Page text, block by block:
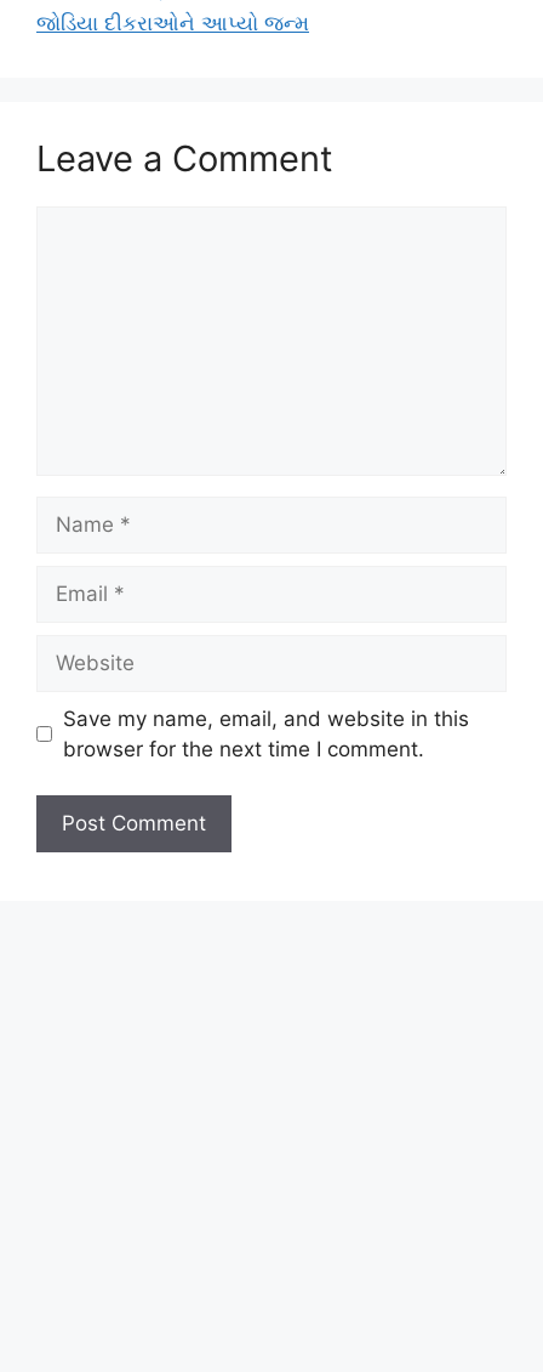
જોડિયા દીકરાઓને આપ્યો જન્મ
Leave a Comment
Save my name, email, and website in this
browser for the next time I comment.